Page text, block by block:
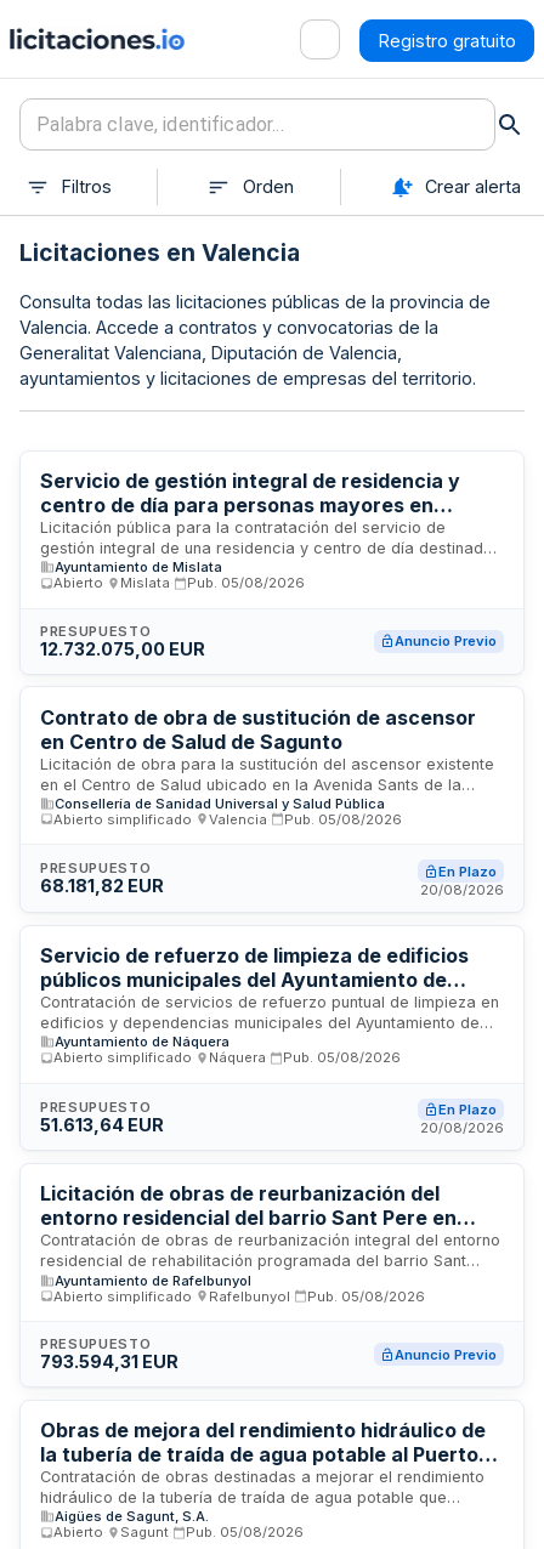
Registro gratuito
Filtros Orden Crear alerta
Licitaciones en Valencia
Consulta todas las licitaciones públicas de la provincia de
Valencia. Accede a contratos y convocatorias de la
Generalitat Valenciana, Diputación de Valencia,
ayuntamientos y licitaciones de empresas del territorio.
Servicio de gestión integral de residencia y
centro de día para personas mayores en
Mislata
Licitación pública para la contratación del servicio de
gestión integral de una residencia y centro de día destinados
a la atención de personas mayores en Mislata. El
Ayuntamiento de Mislata, a través de su Junta de Gobierno
operación y mantenimiento de las instalaciones, así como la
prestación de servicios asistenciales, sanitarios y de
gestión de personal, servicios de comedor, limpieza,
mantenimiento de instalaciones y programas de atención
sociosanitaria dirigidos a mejorar la calidad de vida de los
residentes.
Ayuntamiento de Mislata
Abierto
Mislata Pub. 05/08/2026
PRESUPUESTO
12.732.075,00 EUR Anuncio Previo
Contrato de obra de sustitución de ascensor
en Centro de Salud de Sagunto
Licitación de obra para la sustitución del ascensor existente
en el Centro de Salud ubicado en la Avenida Sants de la
Pedra, número 81, en Sagunto. El contrato comprende una
obra completa que incluye todos los elementos necesarios
funcionalidad integral de la instalación.
Consellería de Sanidad Universal y Salud Pública
Abierto simplificado
Valencia Pub. 05/08/2026
PRESUPUESTO
68.181,82 EUR
En Plazo
20/08/2026
Servicio de refuerzo de limpieza de edificios
públicos municipales del Ayuntamiento de
Naquea
Contratación de servicios de refuerzo puntual de limpieza en
edificios y dependencias municipales del Ayuntamiento de
Naquea. El servicio comprende la limpieza integral de
pavimentos, paredes, puertas, cristales, mobiliario e
durante un período de cuatro meses. La prestación se
ejecutará mediante personal especializado con suministro de
responsabilidad de un representante designado por el
adjudicatario.
Ayuntamiento de Náquera
Abierto simplificado
Náquera Pub. 05/08/2026
PRESUPUESTO
51.613,64 EUR
En Plazo
20/08/2026
Licitación de obras de reurbanización del
entorno residencial del barrio Sant Pere en
Rafelbunyol
Contratación de obras de reurbanización integral del entorno
residencial de rehabilitación programada del barrio Sant
Pere en Rafelbunyol, municipio de la provincia de Valencia. El
proyecto contempla dos fases de ejecución: la primera
números pares entre los carrers Trencat y Pobla Farnals, y la
segunda fase incluye el tramo del Carrer Trencat, Camí
proyecto técnico. Las obras incluyen preparación del
terreno, trabajos de infraestructura urbana, instalaciones y
acabado de espacios públicos. La licitación es promovida
por la Alcaldía del Ayuntamiento de Rafelbunyol.
Ayuntamiento de Rafelbunyol
Abierto simplificado
Rafelbunyol Pub. 05/08/2026
PRESUPUESTO
793.594,31 EUR Anuncio Previo
Obras de mejora del rendimiento hidráulico de
la tubería de traída de agua potable al Puerto
de Sagunto
Contratación de obras destinadas a mejorar el rendimiento
hidráulico de la tubería de traída de agua potable que
abastece al Puerto de Sagunto en la provincia de València. El
procedimiento de adjudicación es abierto conforme a la Ley
Aigües de Sagunt, S.A.
Abierto
Sagunt Pub. 05/08/2026